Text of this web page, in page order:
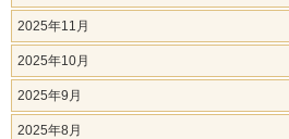
2025年11月
2025年10月
2025年9月
2025年8月